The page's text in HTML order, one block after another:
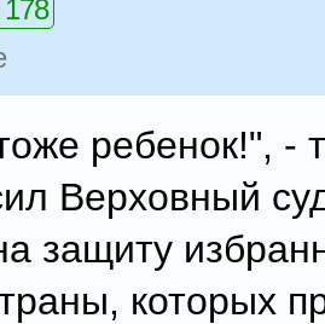
ребенок!", -
Верховный
защиту
которых